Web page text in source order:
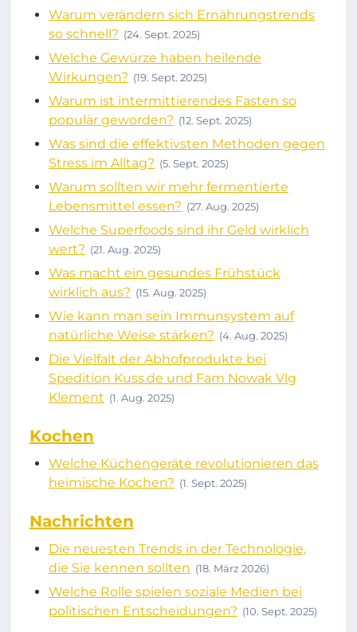
Warum verändern sich Ernährungstrends
so schnell? (24. Sept. 2025)
Welche Gewürze haben heilende
Wirkungen? (19. Sept. 2025)
Warum ist intermittierendes Fasten so
populär geworden? (12. Sept. 2025)
Was sind die effektivsten Methoden gegen
Stress im Alltag? (5. Sept. 2025)
Warum sollten wir mehr fermentierte
Lebensmittel essen? (27. Aug. 2025)
Welche Superfoods sind ihr Geld wirklich
wert? (21. Aug. 2025)
Was macht ein gesundes Frühstück
wirklich aus? (15. Aug. 2025)
Wie kann man sein Immunsystem auf
natürliche Weise stärken? (4. Aug. 2025)
Die Vielfalt der Abhofprodukte bei
Spedition Kuss.de und Fam Nowak Vlg
Klement (1. Aug. 2025)
Kochen
Welche Küchengeräte revolutionieren das
heimische Kochen? (1. Sept. 2025)
Nachrichten
Die neuesten Trends in der Technologie,
die Sie kennen sollten (18. März 2026)
Welche Rolle spielen soziale Medien bei
politischen Entscheidungen? (10. Sept. 2025)